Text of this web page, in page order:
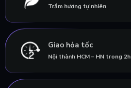
Trầm hương tự nhiên
Giao hỏa tốc
Nội thành HCM – HN trong 2h